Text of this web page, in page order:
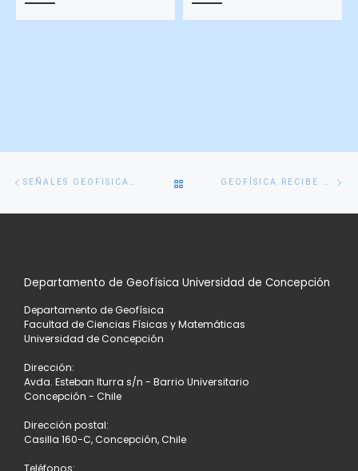
Navegación
de
entradas
Entrada
SEÑALES GEOFISICAS DE TERREMOTOS Y VOLCANES VOLVER
A
LISTA
GEOFÍSICA RECIBE AL COLEGIO RUCALHUE
Departamento de Geofísica Universidad de Concepción
Departamento de Geofísica
Facultad de Ciencias Físicas y Matemáticas
Universidad de Concepción
Dirección:
Avda. Esteban Iturra s/n - Barrio Universitario
Concepción - Chile
Dirección postal:
Casilla 160-C, Concepción, Chile
Teléfonos: